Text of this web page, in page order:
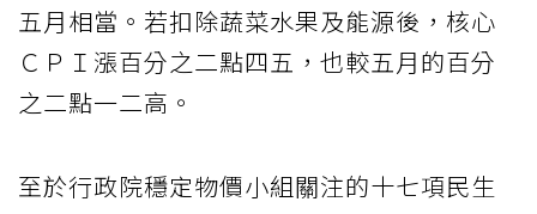
五月相當。若扣除蔬菜水果及能源後，核心
ＣＰＩ漲百分之二點四五，也較五月的百分
之二點一二高。
至於行政院穩定物價小組關注的十七項民生